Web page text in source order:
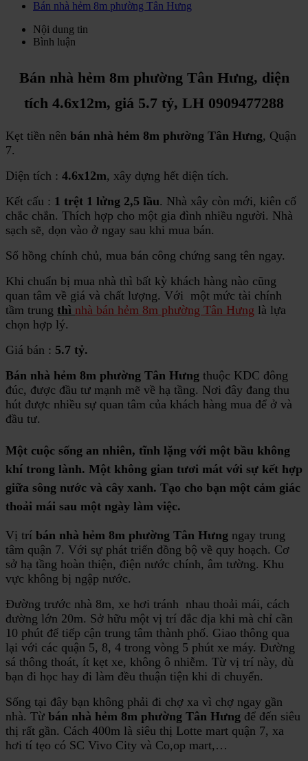
Bán nhà hẻm 8m phường Tân Hưng
Nội dung tin
Bình luận
Bán nhà hẻm 8m phường Tân Hưng, diện
tích 4.6x12m, giá 5.7 tỷ, LH 0909477288
Kẹt tiền nên bán nhà hẻm 8m phường Tân Hưng, Quận
7.
Diện tích : 4.6x12m, xây dựng hết diện tích.
Kết cấu : 1 trệt 1 lửng 2,5 lầu. Nhà xây còn mới, kiên cố
chắc chắn. Thích hợp cho một gia đình nhiều người. Nhà
sạch sẽ, dọn vào ở ngay sau khi mua bán.
Sổ hồng chính chủ, mua bán công chứng sang tên ngay.
Khi chuẩn bị mua nhà thì bất kỳ khách hàng nào cũng
quan tâm về giá và chất lượng. Với một mức tài chính
tầm trung thì nhà bán hẻm 8m phường Tân Hưng là lựa
chọn hợp lý.
Giá bán : 5.7 tỷ.
Bán nhà hẻm 8m phường Tân Hưng thuộc KDC đông
đúc, được đầu tư mạnh mẽ về hạ tầng. Nơi đây đang thu
hút được nhiều sự quan tâm của khách hàng mua để ở và
đầu tư.
Một cuộc sống an nhiên, tĩnh lặng với một bầu không
khí trong lành. Một không gian tươi mát với sự kết hợp
giữa sông nước và cây xanh. Tạo cho bạn một cảm giác
thoải mái sau một ngày làm việc.
Vị trí bán nhà hẻm 8m phường Tân Hưng ngay trung
tâm quận 7. Với sự phát triển đồng bộ về quy hoạch. Cơ
sở hạ tầng hoàn thiện, điện nước chính, âm tường. Khu
vực không bị ngập nước.
Đường trước nhà 8m, xe hơi tránh nhau thoải mái, cách
đường lớn 20m. Sở hữu một vị trí đắc địa khi mà chỉ cần
10 phút để tiếp cận trung tâm thành phố. Giao thông qua
lại với các quận 5, 8, 4 trong vòng 5 phút xe máy. Đường
sá thông thoát, ít kẹt xe, không ô nhiễm. Từ vị trí này, dù
bạn đi học hay đi làm đều thuận tiện khi di chuyển.
Sống tại đây bạn không phải đi chợ xa vì chợ ngay gần
nhà. Từ bán nhà hẻm 8m phường Tân Hưng để đến siêu
thị rất gần. Cách 400m là siêu thị Lotte mart quận 7, xa
hơi tí tẹo có SC Vivo City và Co,op mart,…